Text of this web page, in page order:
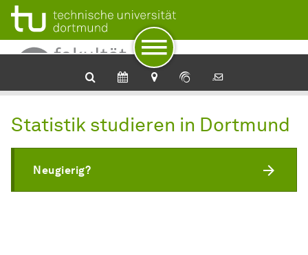
Zur Navigation
Zum Schnellzugriff
Zum Fuß der Seite mit weiteren Services
Zum Inhalt
Zur Startseite
Statistik studieren in Dortmund
Neugierig?